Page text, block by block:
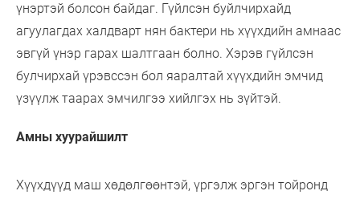
үнэртэй болсон байдаг. Гүйлсэн буйлчирхайд
агуулагдах халдварт нян бактери нь хүүхдийн амнаас
эвгүй үнэр гарах шалтгаан болно. Хэрэв гүйлсэн
булчирхай үрэвссэн бол яаралтай хүүхдийн эмчид
үзүүлж таарах эмчилгээ хийлгэх нь зүйтэй.
Амны хуурайшилт
Хүүхдүүд маш хөдөлгөөнтэй, үргэлж эргэн тойронд